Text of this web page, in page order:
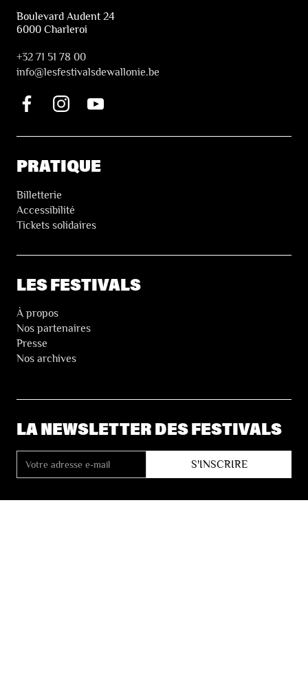
Boulevard Audent 24
6000 Charleroi
+32 71 51 78 00
info@lesfestivalsdewallonie.be
PRATIQUE
Billetterie
Accessibilité
Tickets solidaires
LES FESTIVALS
À propos
Nos partenaires
Presse
Nos archives
LA NEWSLETTER DES FESTIVALS